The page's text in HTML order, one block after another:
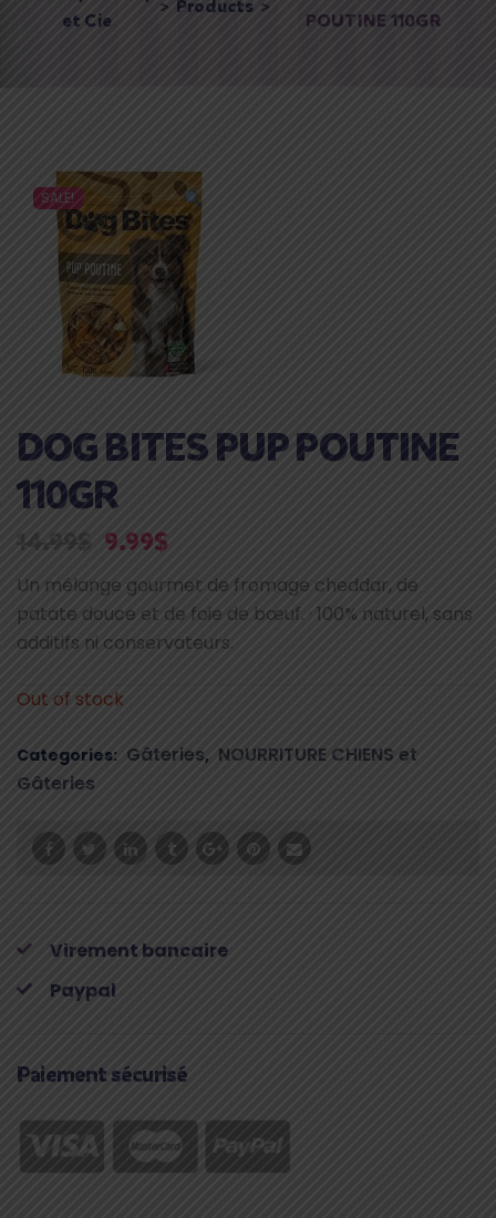
et Cie
> Products >
POUTINE 110GR
SALE!
DOG BITES PUP POUTINE
110GR
14.99$ 9.99$
Un mélange gourmet de fromage cheddar, de
patate douce et de foie de bœuf. · 100% naturel, sans
additifs ni conservateurs.
Out of stock
Categories: Gâteries, NOURRITURE CHIENS et
Gâteries
Virement bancaire
Paypal
Paiement sécurisé